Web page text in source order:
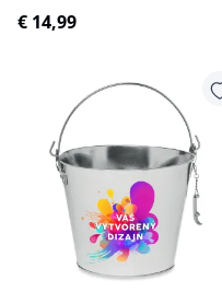
€ 14,99